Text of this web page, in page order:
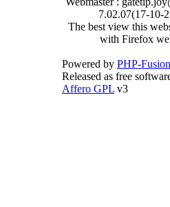
7.02.07(17-10-
The best view this
with Firefox
Powered by PHP-Fusion
Released as free
Affero GPL v3